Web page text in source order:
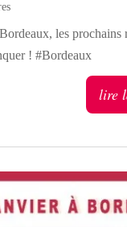
les prochains
! #Bordeaux
lire